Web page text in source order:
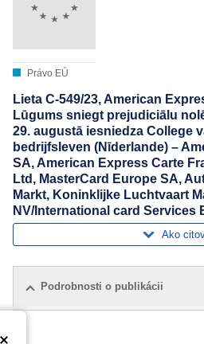
Právo EÚ
Lieta C-549/23, American
Lūgums sniegt prejudiciālu
29. augustā iesniedza College
bedrijfsleven (Nīderlande) –
SA, American Express Carte
Ltd, MasterCard Europe SA,
Markt, Koninklijke Luchtvaart
NV/International card Services
Ako
Podrobnosti o publikácii